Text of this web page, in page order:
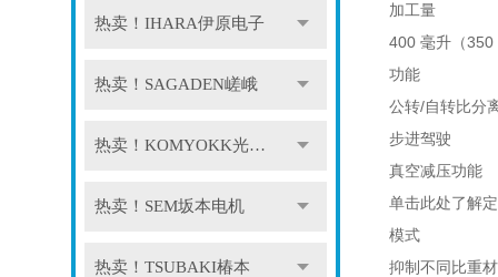
热卖！IHARA伊原电子
热卖！SAGADEN嵯峨
热卖！KOMYOKK光明理化
热卖！SEM坂本电机
热卖！TSUBAKI椿本
加工量
400 毫升（350
功能
公转/自转比分
步进驾驶
真空减压功能
单击此处了解
模式
抑制不同比重